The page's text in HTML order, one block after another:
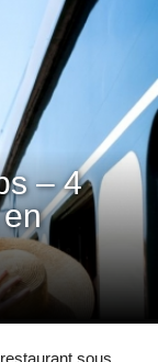
– 4
sous